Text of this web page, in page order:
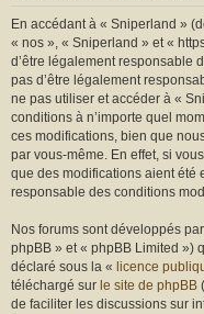
En accédant à « Sniperland »
« nos », « Sniperland » et «
d’être légalement responsable
pas d’être légalement
ne pas utiliser et accéder à «
conditions à n’importe quel
ces modifications, bien que
par vous-même. En effet, si
que des modifications aient été
responsable des conditions
Nos forums sont développés
phpBB » et « phpBB Limited »)
déclaré sous la « licence
téléchargé sur le site de phpBB
de faciliter les discussions sur